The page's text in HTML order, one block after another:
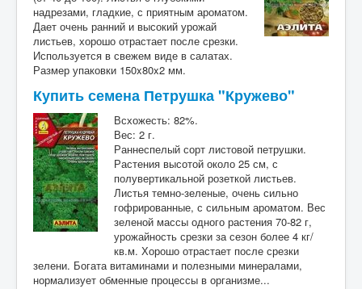
надрезами, гладкие, с приятным ароматом.
Дает очень ранний и высокий урожай
листьев, хорошо отрастает после срезки.
Используется в свежем виде в салатах.
Размер упаковки 150x80x2 мм.
Купить семена Петрушка "Кружево"
Всхожесть: 82%.
Вес: 2 г.
Раннеспелый сорт листовой петрушки.
Растения высотой около 25 см, с
полувертикальной розеткой листьев.
Листья темно-зеленые, очень сильно
гофрированные, с сильным ароматом. Вес
зеленой массы одного растения 70-82 г,
урожайность срезки за сезон более 4 кг/
кв.м. Хорошо отрастает после срезки
зелени. Богата витаминами и полезными минералами,
нормализует обменные процессы в организме...